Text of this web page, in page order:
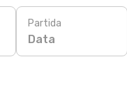
Partida
Data